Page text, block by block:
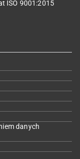
ISO 9001:2015
danych